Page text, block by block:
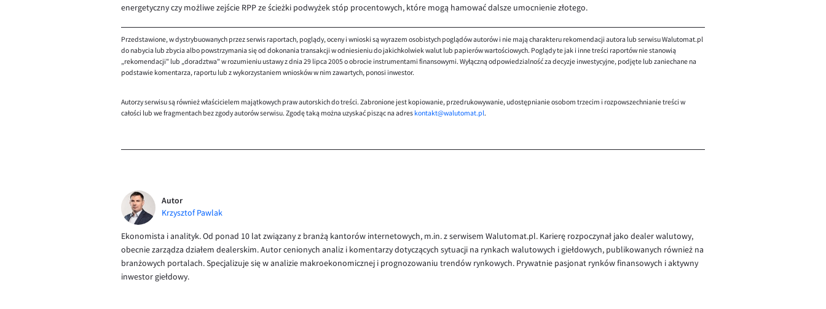
energetyczny czy możliwe zejście RPP ze ścieżki podwyżek stóp procentowych, które mogą hamować dalsze umocnienie złotego.
Przedstawione, w dystrybuowanych przez serwis raportach, poglądy, oceny i wnioski są wyrazem osobistych poglądów autorów i nie mają charakteru rekomendacji autora lub serwisu Walutomat.pl
do nabycia lub zbycia albo powstrzymania się od dokonania transakcji w odniesieniu do jakichkolwiek walut lub papierów wartościowych. Poglądy te jak i inne treści raportów nie stanowią
„rekomendacji" lub „doradztwa" w rozumieniu ustawy z dnia 29 lipca 2005 o obrocie instrumentami finansowymi. Wyłączną odpowiedzialność za decyzje inwestycyjne, podjęte lub zaniechane na
podstawie komentarza, raportu lub z wykorzystaniem wniosków w nim zawartych, ponosi inwestor.
Autorzy serwisu są również właścicielem majątkowych praw autorskich do treści. Zabronione jest kopiowanie, przedrukowywanie, udostępnianie osobom trzecim i rozpowszechnianie treści w
całości lub we fragmentach bez zgody autorów serwisu. Zgodę taką można uzyskać pisząc na adres kontakt@walutomat.pl.
Autor
Krzysztof Pawlak
Ekonomista i analityk. Od ponad 10 lat związany z branżą kantorów internetowych, m.in. z serwisem Walutomat.pl. Karierę rozpoczynał jako dealer walutowy,
obecnie zarządza działem dealerskim. Autor cenionych analiz i komentarzy dotyczących sytuacji na rynkach walutowych i giełdowych, publikowanych również na
branżowych portalach. Specjalizuje się w analizie makroekonomicznej i prognozowaniu trendów rynkowych. Prywatnie pasjonat rynków finansowych i aktywny
inwestor giełdowy.